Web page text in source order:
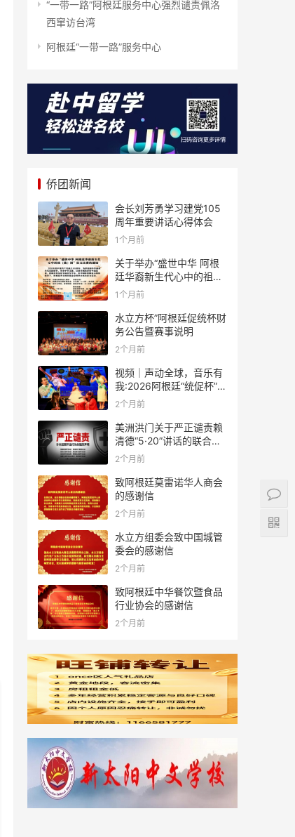
“一带一路”阿根廷服务中心强烈谴责佩洛
西窜访台湾
阿根廷“一带一路”服务中心
侨团新闻
会长刘芳勇学习建党105
周年重要讲话心得体会
1个月前
关于举办“盛世中华 阿根
廷华裔新生代心中的祖
(籍)国”征文比赛的通知
1个月前
水立方杯”阿根廷促统杯财
务公告暨赛事说明
2个月前
视频｜声动全球，音乐有
我:2026阿根廷“统促杯”水
立方中文歌曲大赛总决赛
2个月前
美洲洪门关于严正谴责赖
清德“5·20”讲话的联合声
明
2个月前
致阿根廷莫雷诺华人商会
的感谢信
2个月前
水立方组委会致中国城管
委会的感谢信
2个月前
致阿根廷中华餐饮暨食品
行业协会的感谢信
2个月前